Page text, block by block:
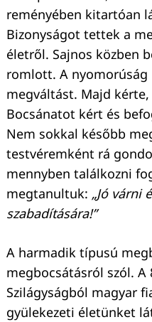
reményében kitartóan
Bizonyságot tettek a
életről. Sajnos közben
romlott. A nyomorúság
megváltást. Majd
Bocsánatot kért és
Nem sokkal később
testvéremként rá
mennyben találkozni
megtanultuk: „Jó várni
szabadítására!”
A harmadik típusú
megbocsátásról szól. A
Szilágyságból magyar
gyülekezeti életünket
Keresés: